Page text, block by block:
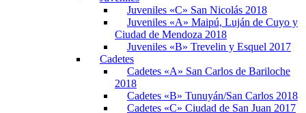
Juveniles «C» San Nicolás 2018
Juveniles «A» Maipú, Luján de Cuyo y
Ciudad de Mendoza 2018
Juveniles «B» Trevelin y Esquel 2017
Cadetes
Cadetes «A» San Carlos de Bariloche
2018
Cadetes «B» Tunuyán/San Carlos 2018
Cadetes «C» Ciudad de San Juan 2017